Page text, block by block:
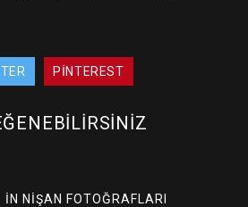
PINTEREST
IN NIŞAN FOTOĞRAFLARI